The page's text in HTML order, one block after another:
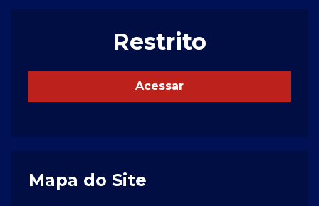
Restrito
Acessar
Mapa do Site